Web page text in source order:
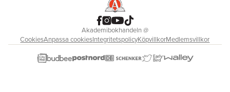
Akademibokhandeln@
CookiesAnpassa cookiesIntegritetspolicyKöpvillkorMedlemsvillkor